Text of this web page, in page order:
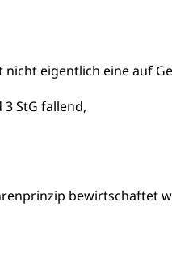
eigentlich eine auf
StG fallend,
bewirtschaftet
Erwerb des